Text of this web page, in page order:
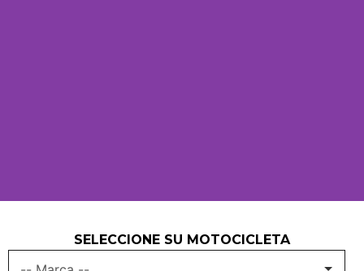
SELECCIONE SU MOTOCICLETA